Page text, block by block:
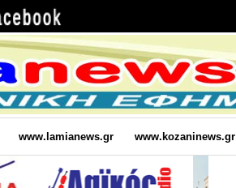
www.lamianews.gr www.kozaninews.gr